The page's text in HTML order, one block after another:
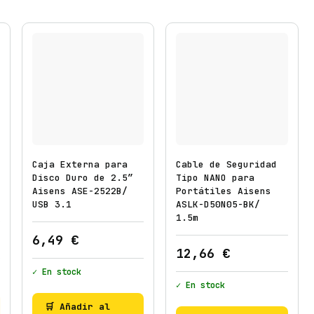
-
c
a
n
d
Caja Externa para
Disco Duro de 2.5″
Aisens ASE-2522B/
USB 3.1
6,49 €
✓ En stock
🛒 Añadir al
Cable de Seguridad
Tipo NANO para
Portátiles Aisens
ASLK-D50N05-BK/
1.5m
12,66 €
✓ En stock